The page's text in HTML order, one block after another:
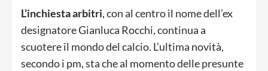
L’inchiesta arbitri, con al centro il nome dell’ex
designatore Gianluca Rocchi, continua a
scuotere il mondo del calcio. L’ultima novità,
secondo i pm, sta che al momento delle presunte